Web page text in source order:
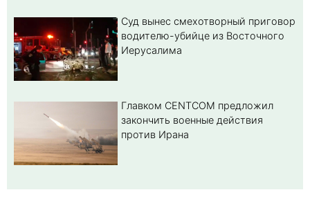
Суд вынес смехотворный приговор
водителю-убийце из Восточного
Иерусалима
Главком CENTCOM предложил
закончить военные действия
против Ирана